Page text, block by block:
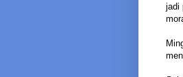
jadi